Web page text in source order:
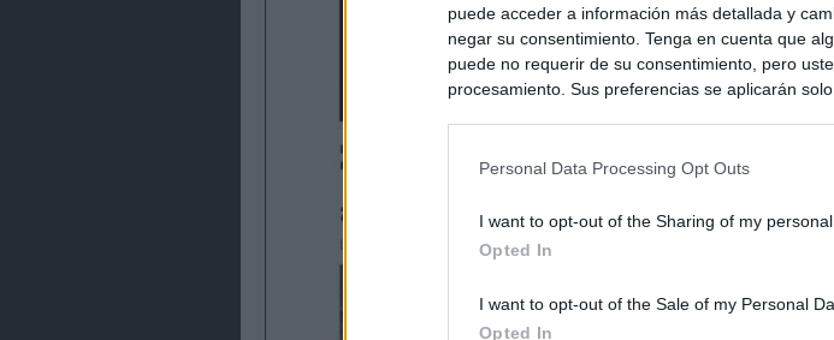
puede acceder a información más detallada y
negar su consentimiento. Tenga en cuenta que
puede no requerir de su consentimiento, pero
procesamiento. Sus preferencias se aplicarán
Personal Data Processing Opt Outs
I want to opt-out of the Sharing of my personal
Opted In
I want to opt-out of the Sale of my Personal
Opted In